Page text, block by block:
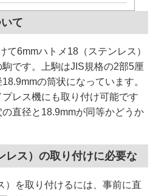
て
て6mmハトメ18（ステンレス）
です。上駒はJIS規格の2部5厘
の筒状になっています。
レス機にも取り付け可能です
直径と18.9mmが同等かどうか
レス）の取り付けに必要な
）を取り付けるには、事前に直